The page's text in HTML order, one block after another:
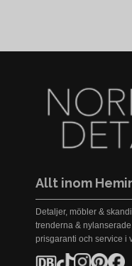
Allt inom
Detaljer, möbler &
trenderna &
prisgaranti och service i